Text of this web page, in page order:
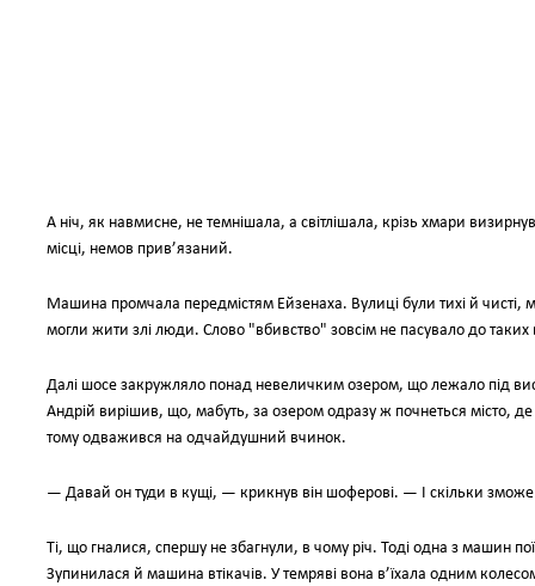
А нiч, як навмисне, не темнiшала, а свiтлiшала, крiзь хмари
мiсцi, немов прив’язаний.
Машина промчала передмiстям Ейзенаха. Вулицi були тихi й чистi,
могли жити злi люди. Слово "вбивство" зовсiм не пасувало до таких
Далi шосе закружляло понад невеличким озером, що лежало пiд
Андрiй вирiшив, що, мабуть, за озером одразу ж почнеться мiсто, де
тому одважився на одчайдушний вчинок.
— Давай он туди в кущi, — крикнув вiн шоферовi. — І скiльки
Тi, що гналися, спершу не збагнули, в чому рiч. Тодi одна з машин
Зупинилася й машина втiкачiв. У темрявi вона в’їхала одним